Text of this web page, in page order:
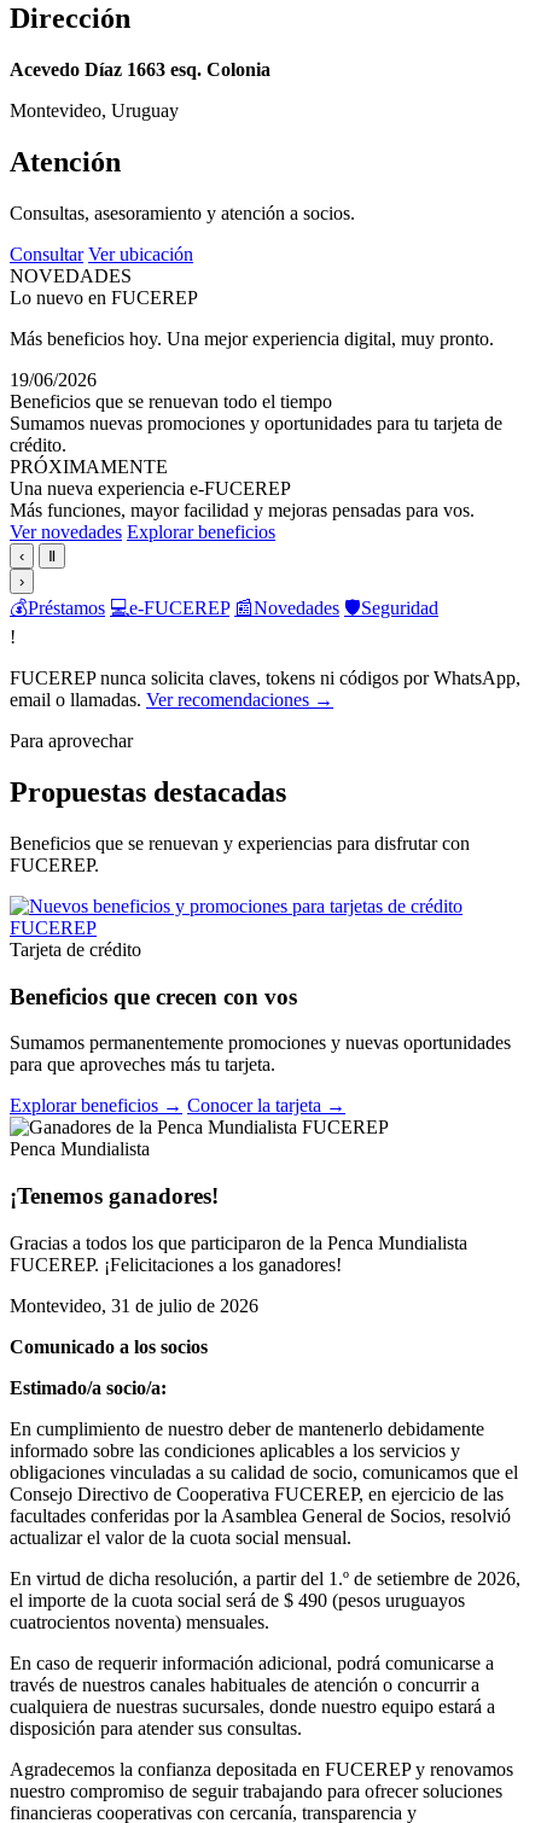
Dirección
Acevedo Díaz 1663 esq. Colonia
Montevideo, Uruguay
Atención
Consultas, asesoramiento y atención a socios.
Consultar Ver ubicación
NOVEDADES
Lo nuevo en FUCEREP
Más beneficios hoy. Una mejor experiencia digital, muy pronto.
19/06/2026
Beneficios que se renuevan todo el tiempo
Sumamos nuevas promociones y oportunidades para tu tarjeta de
crédito.
PRÓXIMAMENTE
Una nueva experiencia e-FUCEREP
Más funciones, mayor facilidad y mejoras pensadas para vos.
Ver novedades Explorar beneficios
‹
Ⅱ
›
💰Préstamos 💻e-FUCEREP 📰Novedades 🛡️Seguridad
!
FUCEREP nunca solicita claves, tokens ni códigos por WhatsApp,
email o llamadas. Ver recomendaciones →
Para aprovechar
Propuestas destacadas
Beneficios que se renuevan y experiencias para disfrutar con
FUCEREP.
Tarjeta de crédito
Beneficios que crecen con vos
Sumamos permanentemente promociones y nuevas oportunidades
para que aproveches más tu tarjeta.
Explorar beneficios → Conocer la tarjeta →
Penca Mundialista
¡Tenemos ganadores!
Gracias a todos los que participaron de la Penca Mundialista
FUCEREP. ¡Felicitaciones a los ganadores!
Montevideo, 31 de julio de 2026
Comunicado a los socios
Estimado/a socio/a:
En cumplimiento de nuestro deber de mantenerlo debidamente
informado sobre las condiciones aplicables a los servicios y
obligaciones vinculadas a su calidad de socio, comunicamos que el
Consejo Directivo de Cooperativa FUCEREP, en ejercicio de las
facultades conferidas por la Asamblea General de Socios, resolvió
actualizar el valor de la cuota social mensual.
En virtud de dicha resolución, a partir del 1.º de setiembre de 2026,
el importe de la cuota social será de $ 490 (pesos uruguayos
cuatrocientos noventa) mensuales.
En caso de requerir información adicional, podrá comunicarse a
través de nuestros canales habituales de atención o concurrir a
cualquiera de nuestras sucursales, donde nuestro equipo estará a
disposición para atender sus consultas.
Agradecemos la confianza depositada en FUCEREP y renovamos
nuestro compromiso de seguir trabajando para ofrecer soluciones
financieras cooperativas con cercanía, transparencia y